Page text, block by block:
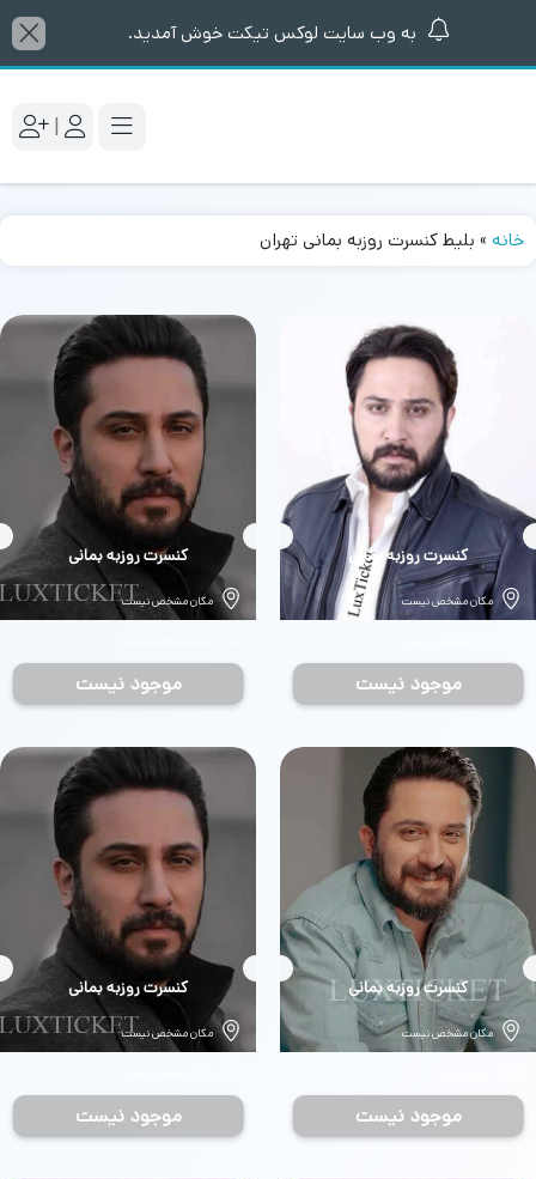
به وب سایت لوکس تیکت خوش آمدید.
|
خانه » بلیط کنسرت روزبه بمانی تهران
بلیط
کنسرت روزبه بمانی
مکان مشخص نیست
موجود نیست
بلیط
کنسرت روزبه بمانی
مکان مشخص نیست
موجود نیست
بلیط
کنسرت روزبه بمانی
مکان مشخص نیست
موجود نیست
بلیط
کنسرت روزبه بمانی
مکان مشخص نیست
موجود نیست